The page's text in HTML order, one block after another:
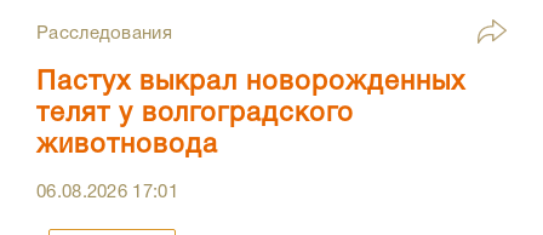
Расследования
Пастух выкрал новорожденных
телят у волгоградского
животновода
06.08.2026 17:01